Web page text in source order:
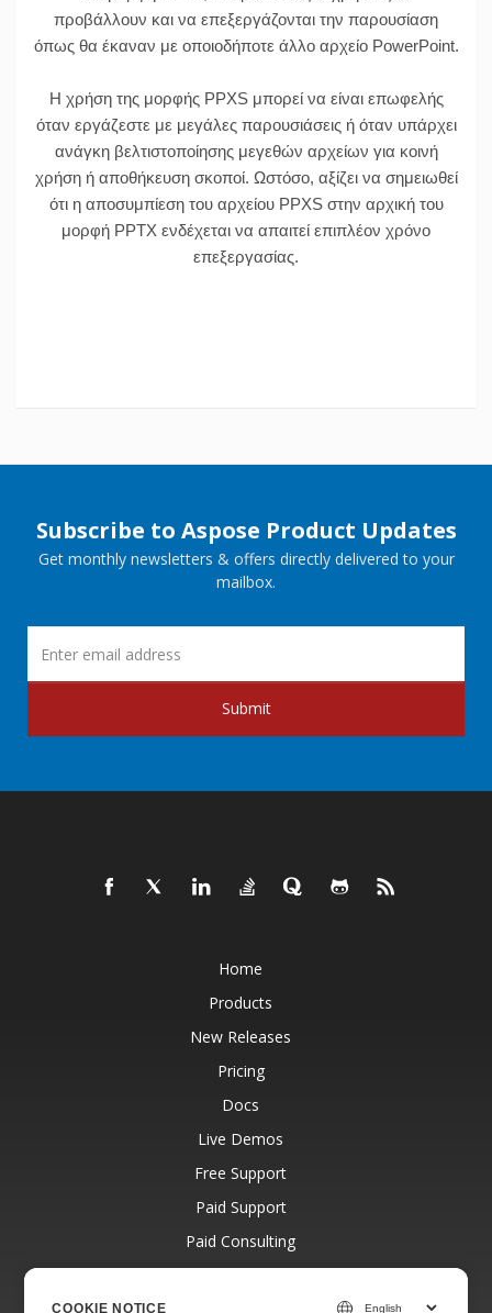
προβάλλουν και να επεξεργάζονται την παρουσίαση
όπως θα έκαναν με οποιοδήποτε άλλο αρχείο PowerPoint.
Η χρήση της μορφής PPXS μπορεί να είναι επωφελής
όταν εργάζεστε με μεγάλες παρουσιάσεις ή όταν υπάρχει
ανάγκη βελτιστοποίησης μεγεθών αρχείων για κοινή
χρήση ή αποθήκευση σκοποί. Ωστόσο, αξίζει να σημειωθεί
ότι η αποσυμπίεση του αρχείου PPXS στην αρχική του
μορφή PPTX ενδέχεται να απαιτεί επιπλέον χρόνο
επεξεργασίας.
Subscribe to Aspose Product Updates
Get monthly newsletters & offers directly delivered to your
mailbox.
Submit
Home
Products
New Releases
Pricing
Docs
Live Demos
Free Support
Paid Support
Paid Consulting
Blog
COOKIE NOTICE